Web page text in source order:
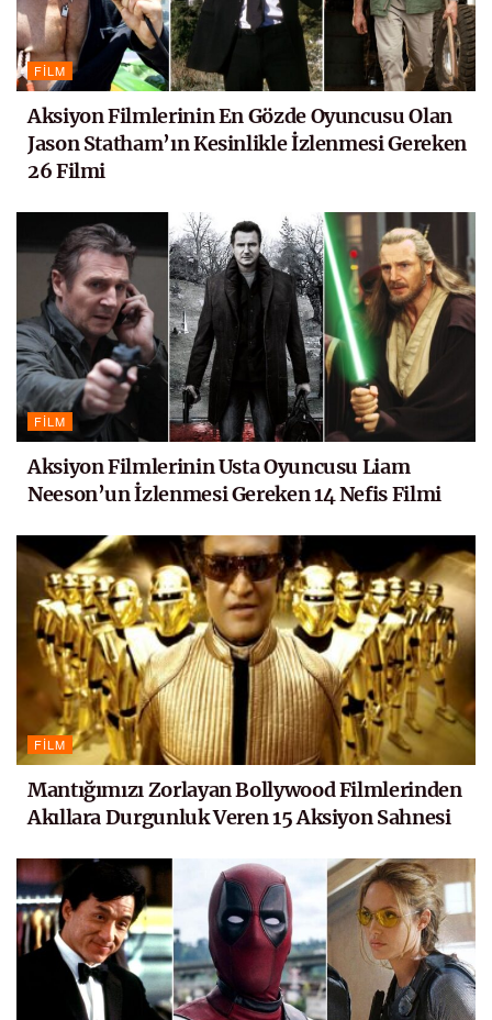
FILM
Aksiyon Filmlerinin En Gözde Oyuncusu Olan
Jason Statham’ın Kesinlikle İzlenmesi Gereken
26 Filmi
FILM
Aksiyon Filmlerinin Usta Oyuncusu Liam
Neeson’un İzlenmesi Gereken 14 Nefis Filmi
FILM
Mantığımızı Zorlayan Bollywood Filmlerinden
Akıllara Durgunluk Veren 15 Aksiyon Sahnesi